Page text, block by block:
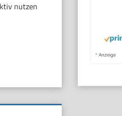
nutzen
* Anzeige